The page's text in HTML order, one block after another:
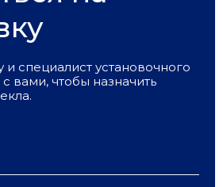
специалист установочного
вами, чтобы назначить